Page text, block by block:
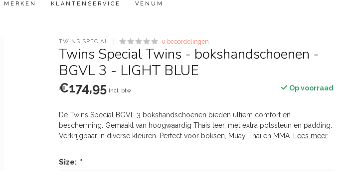
MERKEN KLANTENSERVICE VENUM
TWINS SPECIAL 0 beoordelingen
Twins Special Twins - bokshandschoenen -
BGVL 3 - LIGHT BLUE
€174,95 Incl. btw Op voorraad
De Twins Special BGVL 3 bokshandschoenen bieden ultiem comfort en
bescherming. Gemaakt van hoogwaardig Thais leer, met extra polssteun en padding.
Verkrijgbaar in diverse kleuren. Perfect voor boksen, Muay Thai en MMA.
Lees meer.
Size: *